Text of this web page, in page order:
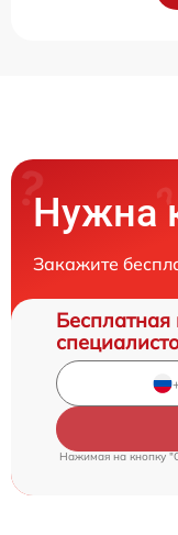
Нужна
Закажите
Бесплатная
Нажимая на кнопку